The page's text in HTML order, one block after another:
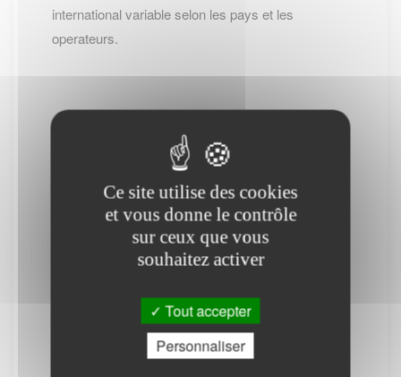
international variable selon les pays et les
operateurs.
-- Cliquez ici pour revenir sur la page de
(*) : Attention des frais téléphoniques peuvent
être appliqués.
PS : Le site www.lescommunes.com n'a aucun
simplement de vous connecter à leur site
internet. Il ne fournit aucune prestation.
Ce site utilise des cookies
et vous donne le contrôle
sur ceux que vous
souhaitez activer
Tout accepter
Personnaliser